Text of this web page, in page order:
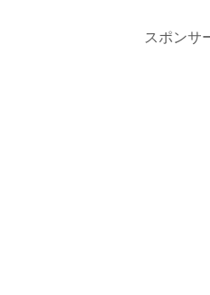
スポンサ